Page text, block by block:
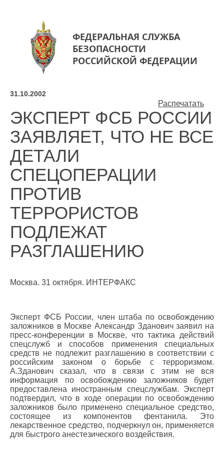
ФЕДЕРАЛЬНАЯ СЛУЖБА
БЕЗОПАСНОСТИ
РОССИЙСКОЙ ФЕДЕРАЦИИ
Распечатать
31.10.2002
ЭКСПЕРТ ФСБ РОССИИ
ЗАЯВЛЯЕТ, ЧТО НЕ ВСЕ
ДЕТАЛИ
СПЕЦОПЕРАЦИИ
ПРОТИВ
ТЕРРОРИСТОВ
ПОДЛЕЖАТ
РАЗГЛАШЕНИЮ
Москва. 31 октября. ИНТЕРФАКС
Эксперт ФСБ России, член штаба по освобождению
заложников в Москве Александр Зданович заявил на
пресс-конференции в Москве, что тактика действий
спецслужб и способов применения специальных
средств не подлежит разглашению в соответствии с
российским законом о борьбе с терроризмом.
А.Зданович сказал, что в связи с этим не вся
информация по освобождению заложников будет
предоставлена иностранным спецслужбам. Эксперт
подтвердил, что в ходе операции по освобождению
заложников было применено специальное средство,
состоящее из компонентов фентанила. Это
лекарственное средство, подчеркнул он, применяется
для быстрого анестезического воздействия.